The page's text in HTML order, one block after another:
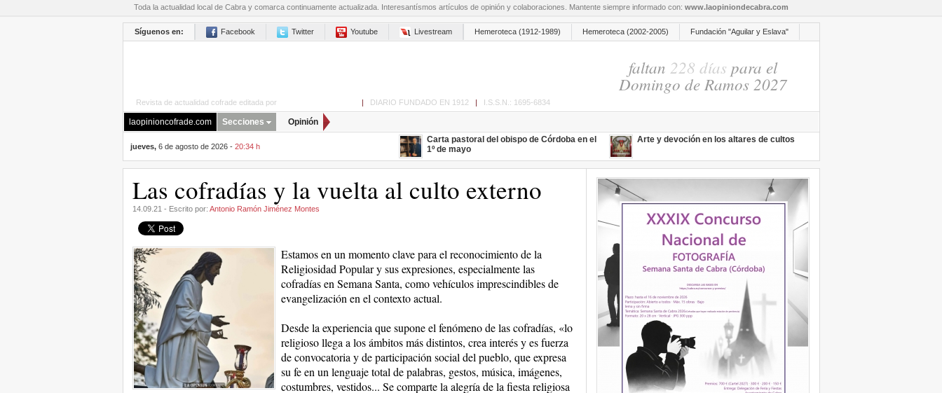
Toda la actualidad local de Cabra y comarca continuamente actualizada. Interesantísmos artículos de opinión y colaboraciones. Mantente siempre informado con: www.laopiniondecabra.com
Síguenos en: Facebook Twitter Youtube Livestream Hemeroteca (1912-1989) Hemeroteca (2002-2005) Fundación "Aguilar y Eslava"
faltan 228 días para el
Domingo de Ramos 2027
Revista de actualidad cofrade editada por | DIARIO FUNDADO EN 1912 | I.S.S.N.: 1695-6834
laopinioncofrade.com Secciones Opinión
jueves,6 de agosto de 2026 - 20:34 h
Carta pastoral del obispo de Córdoba en el
1º de mayo
Arte y devoción en los altares de cultos
Las cofradías y la vuelta al culto externo
14.09.21 - Escrito por: Antonio Ramón Jiménez Montes
Estamos en un momento clave para el reconocimiento de la
Religiosidad Popular y sus expresiones, especialmente las
cofradías en Semana Santa, como vehículos imprescindibles de
evangelización en el contexto actual.
Desde la experiencia que supone el fenómeno de las cofradías, «lo
religioso llega a los ámbitos más distintos, crea interés y es fuerza
de convocatoria y de participación social del pueblo, que expresa
su fe en un lenguaje total de palabras, gestos, música, imágenes,
costumbres, vestidos... Se comparte la alegría de la fiesta religiosa